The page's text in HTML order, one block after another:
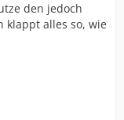
den jedoch
klappt alles so, wie